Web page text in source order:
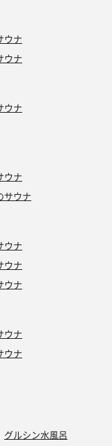
ウナ
ウナ
ウナ
ウナ
サウナ
ウナ
ウナ
ウナ
ウナ
ウナ
グルシン水風呂